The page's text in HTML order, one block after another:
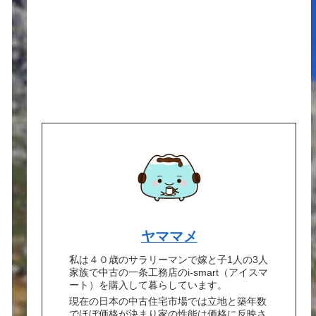
ヤママメ
私は４０歳のサラリーマンで嫁と子1人の3人
家族で中古の一条工務店のi-smart（アイスマ
ート）を購入して暮らしています。
現在の日本の中古住宅市場では立地と築年数
でほぼ価格が決まり家の性能は価格に反映さ